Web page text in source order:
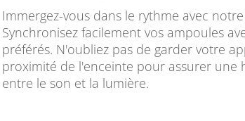
Immergez-vous dans le rythme avec
Synchronisez facilement vos ampoules
préférés. N'oubliez pas de garder votre
proximité de l'enceinte pour assurer une
entre le son et la lumière.